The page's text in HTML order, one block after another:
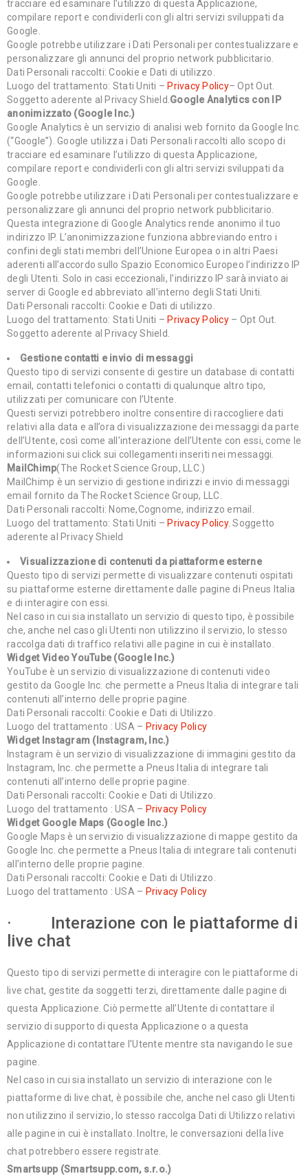
tracciare ed esaminare l’utilizzo di questa Applicazione,
compilare report e condividerli con gli altri servizi sviluppati da
Google.
Google potrebbe utilizzare i Dati Personali per contestualizzare e
personalizzare gli annunci del proprio network pubblicitario.
Dati Personali raccolti: Cookie e Dati di utilizzo.
Luogo del trattamento: Stati Uniti – Privacy Policy– Opt Out.
Soggetto aderente al Privacy Shield. Google Analytics con IP
anonimizzato (Google Inc.)
Google Analytics è un servizio di analisi web fornito da Google Inc.
(“Google”). Google utilizza i Dati Personali raccolti allo scopo di
tracciare ed esaminare l’utilizzo di questa Applicazione,
compilare report e condividerli con gli altri servizi sviluppati da
Google.
Google potrebbe utilizzare i Dati Personali per contestualizzare e
personalizzare gli annunci del proprio network pubblicitario.
Questa integrazione di Google Analytics rende anonimo il tuo
indirizzo IP. L’anonimizzazione funziona abbreviando entro i
confini degli stati membri dell’Unione Europea o in altri Paesi
aderenti all’accordo sullo Spazio Economico Europeo l’indirizzo IP
degli Utenti. Solo in casi eccezionali, l’indirizzo IP sarà inviato ai
server di Google ed abbreviato all’interno degli Stati Uniti.
Dati Personali raccolti: Cookie e Dati di utilizzo.
Luogo del trattamento: Stati Uniti – Privacy Policy– Opt Out.
Soggetto aderente al Privacy Shield.
Gestione contatti e invio di messaggi
Questo tipo di servizi consente di gestire un database di contatti
email, contatti telefonici o contatti di qualunque altro tipo,
utilizzati per comunicare con l’Utente.
Questi servizi potrebbero inoltre consentire di raccogliere dati
relativi alla data e all’ora di visualizzazione dei messaggi da parte
dell’Utente, così come all’interazione dell’Utente con essi, come le
informazioni sui click sui collegamenti inseriti nei messaggi.
MailChimp(The Rocket Science Group, LLC.)
MailChimp è un servizio di gestione indirizzi e invio di messaggi
email fornito da The Rocket Science Group, LLC.
Dati Personali raccolti: Nome,Cognome, indirizzo email.
Luogo del trattamento: Stati Uniti – Privacy Policy. Soggetto
aderente al Privacy Shield
Visualizzazione di contenuti da piattaforme esterne
Questo tipo di servizi permette di visualizzare contenuti ospitati
su piattaforme esterne direttamente dalle pagine di Pneus Italia
e di interagire con essi.
Nel caso in cui sia installato un servizio di questo tipo, è possibile
che, anche nel caso gli Utenti non utilizzino il servizio, lo stesso
raccolga dati di traffico relativi alle pagine in cui è installato.
Widget Video YouTube (Google Inc.)
YouTube è un servizio di visualizzazione di contenuti video
gestito da Google Inc. che permette a Pneus Italia di integrare tali
contenuti all’interno delle proprie pagine.
Dati Personali raccolti: Cookie e Dati di Utilizzo.
Luogo del trattamento : USA – Privacy Policy
Widget Instagram (Instagram, Inc.)
Instagram è un servizio di visualizzazione di immagini gestito da
Instagram, Inc. che permette a Pneus Italia di integrare tali
contenuti all’interno delle proprie pagine.
Dati Personali raccolti: Cookie e Dati di Utilizzo.
Luogo del trattamento : USA – Privacy Policy
Widget Google Maps (Google Inc.)
Google Maps è un servizio di visualizzazione di mappe gestito da
Google Inc. che permette a Pneus Italia di integrare tali contenuti
all’interno delle proprie pagine.
Dati Personali raccolti: Cookie e Dati di Utilizzo.
Luogo del trattamento : USA – Privacy Policy
· Interazione con le piattaforme di
live chat
Questo tipo di servizi permette di interagire con le piattaforme di
live chat, gestite da soggetti terzi, direttamente dalle pagine di
questa Applicazione. Ciò permette all’Utente di contattare il
servizio di supporto di questa Applicazione o a questa
Applicazione di contattare l’Utente mentre sta navigando le sue
pagine.
Nel caso in cui sia installato un servizio di interazione con le
piattaforme di live chat, è possibile che, anche nel caso gli Utenti
non utilizzino il servizio, lo stesso raccolga Dati di Utilizzo relativi
alle pagine in cui è installato. Inoltre, le conversazioni della live
chat potrebbero essere registrate.
Smartsupp (Smartsupp.com, s.r.o.)